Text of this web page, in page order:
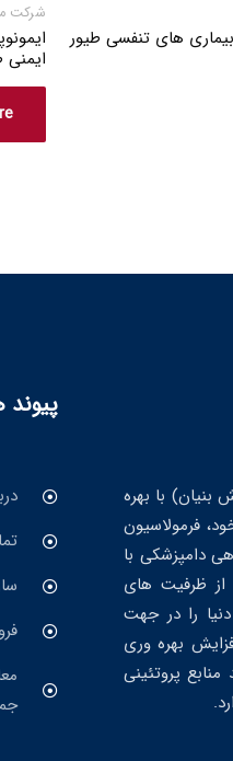
بیماری های تنفسی طیور
شرکت
ایمنی
با بهره
فرمولاسیون
دامپزشکی با
از ظرفیت های
را در جهت
بهره وری
پروتئینی
پیوند